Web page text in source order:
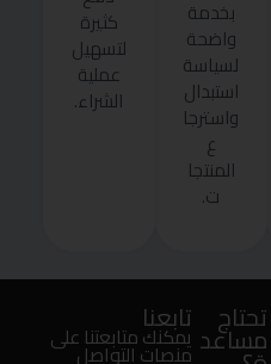
بخدمة
واضحة
لسياسة
استبدال
واسترجا
ع
المنتجا
ت.
كثيرة
لتسهيل
عملية
الشراء.
تحتاج
مساعد
تابعنا
يمكنك متابعتنا على
منصات التواصل